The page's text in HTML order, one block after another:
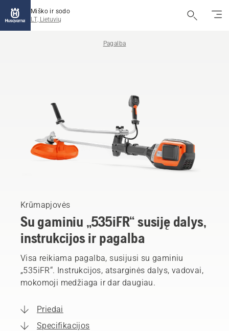
Miško ir sodo
LT, Lietuvių
Pagalba
Krūmapjovės
Su gaminiu „535iFR“ susiję dalys,
instrukcijos ir pagalba
Visa reikiama pagalba, susijusi su gaminiu
„535iFR“. Instrukcijos, atsarginės dalys, vadovai,
mokomoji medžiaga ir dar daugiau.
Priedai
Specifikacijos